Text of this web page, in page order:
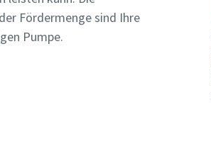
Fördermenge sind Ihre
Pumpe.